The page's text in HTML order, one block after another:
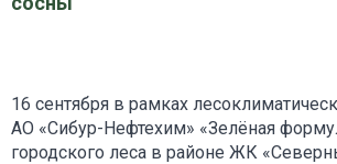
16 сентября в рамках
АО «Сибур-Нефтехим» «Зелёная
городского леса в районе ЖК